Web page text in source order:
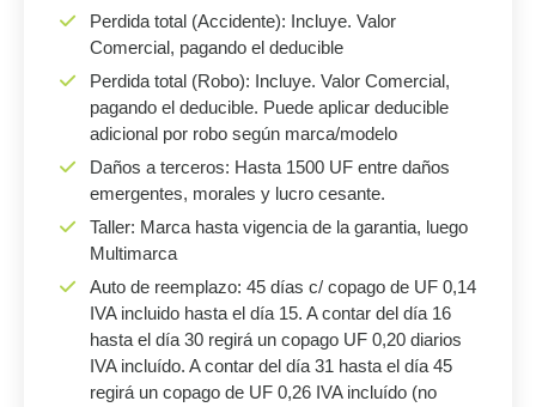
Perdida total (Accidente): Incluye. Valor
Comercial, pagando el deducible
Perdida total (Robo): Incluye. Valor Comercial,
pagando el deducible. Puede aplicar deducible
adicional por robo según marca/modelo
Daños a terceros: Hasta 1500 UF entre daños
emergentes, morales y lucro cesante.
Taller: Marca hasta vigencia de la garantia, luego
Multimarca
Auto de reemplazo: 45 días c/ copago de UF 0,14
IVA incluido hasta el día 15. A contar del día 16
hasta el día 30 regirá un copago UF 0,20 diarios
IVA incluído. A contar del día 31 hasta el día 45
regirá un copago de UF 0,26 IVA incluído (no